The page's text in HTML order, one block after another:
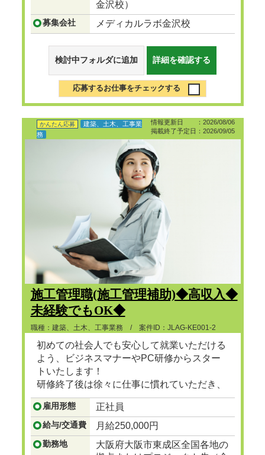
金沢校）
募集会社 メディカルラボ金沢校
検討中フォルダに追加 詳細を確認する
応募するお仕事をチェックする
情報更新日 ：2026/08/06
掲載終了予定日：2026/09/05
かんたん応募
建築、土木、工事業
務
施工管理職(施工管理補助)◆高収入◆
未経験でもOK◆
職種：建築、土木、工事業務 / 案件ID：JLAG-KE001-2
初めての社会人でも安心して就業いただける
よう、ビジネスマナーやPC研修からスター
トいたします！
研修終了後は徐々に仕事に慣れていただき、
ゆくゆくは建設プロジェクトマネージャーと
して、街で見かけるビル、マンション、ショ
ッピングセンターなど地図に残る大規模な建
設の舵をとる人材に成長...つづきを見る
雇用形態 正社員
給与/交通費 月給250,000円
勤務地
大阪府大阪市東成区全国各地の